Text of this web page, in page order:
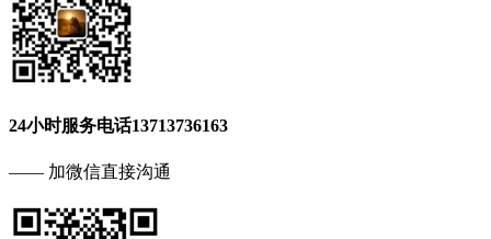
24小时服务电话13713736163
—— 加微信直接沟通